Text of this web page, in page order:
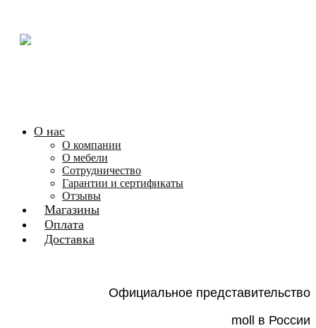
О нас
О компании
О мебели
Сотрудничество
Гарантии и сертификаты
Отзывы
Магазины
Оплата
Доставка
Официальное представительство
moll в России